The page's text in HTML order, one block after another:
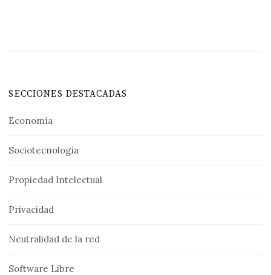
SECCIONES DESTACADAS
Economía
Sociotecnología
Propiedad Intelectual
Privacidad
Neutralidad de la red
Software Libre